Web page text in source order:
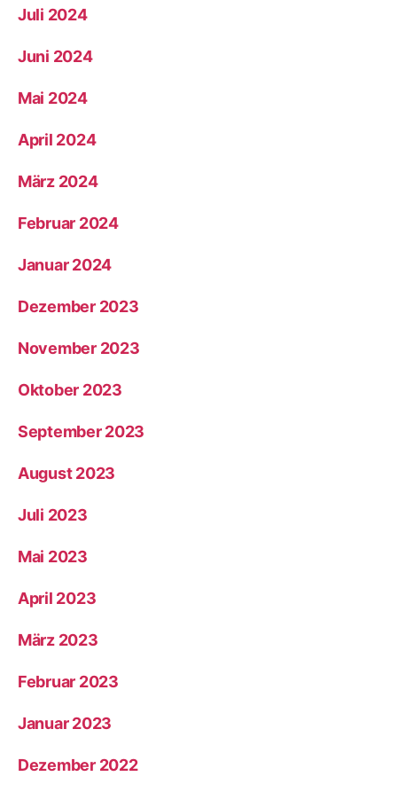
Juli 2024
Juni 2024
Mai 2024
April 2024
März 2024
Februar 2024
Januar 2024
Dezember 2023
November 2023
Oktober 2023
September 2023
August 2023
Juli 2023
Mai 2023
April 2023
März 2023
Februar 2023
Januar 2023
Dezember 2022